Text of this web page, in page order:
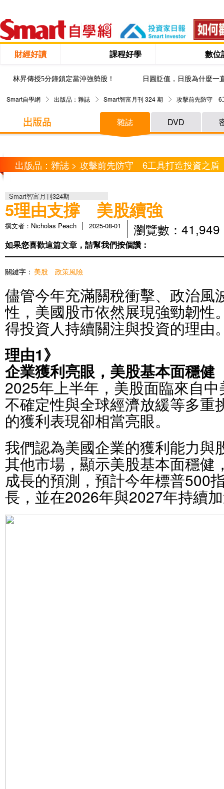
財經好讀 課程好學 數位
林昇傳授5分鐘鎖定當沖強勢股！ 日圓貶值，日股為什麼一
Smart自學網 出版品：雜誌 Smart智富月刊 324 期 攻擊前先防守 6
雜誌 DVD
出版品：雜誌 > 攻擊前先防守 6工具打造投資之盾
Smart智富月刊324期
5理由支撐 美股續強
撰文者：Nicholas Peach 2025-08-01 瀏覽數：41,949
如果您喜歡這篇文章，請幫我們按個讚：
關鍵字： 美股 政策風險
儘管今年充滿關稅衝擊、政治風
性，美國股市依然展現強勁韌性
得投資人持續關注與投資的理由
理由1》
企業獲利亮眼，美股基本面穩健
2025年上半年，美股面臨來自
不確定性與全球經濟放緩等多重
的獲利表現卻相當亮眼。
我們認為美國企業的獲利能力與
其他市場，顯示美股基本面穩健
成長的預測，預計今年標普500
長，並在2026年與2027年持續